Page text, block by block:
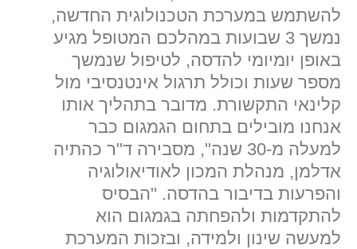
להשתמש במערכת הטכנולוגית החדשה,
נמשך 3 שבועות במהלכם המטופל מגיע
באופן יומיומי להדסה, לטיפול שנמשך
מספר שעות וכולל תרגול אינטנסיבי מול
קלינאי התקשורת. מדובר בתהליך אותו
אנחנו מובילים בתחום הגמגום כבר
למעלה מ-30 שנה", מסבירה ד"ר כהתיה
אדלמן, מנהלת המכון לאודיאולוגיה
והפרעות בדיבור בהדסה. "הבסיס
להתקדמות ולהפחתה בגמגום הוא
למעשה שינון ולמידה, ובזכות המערכת